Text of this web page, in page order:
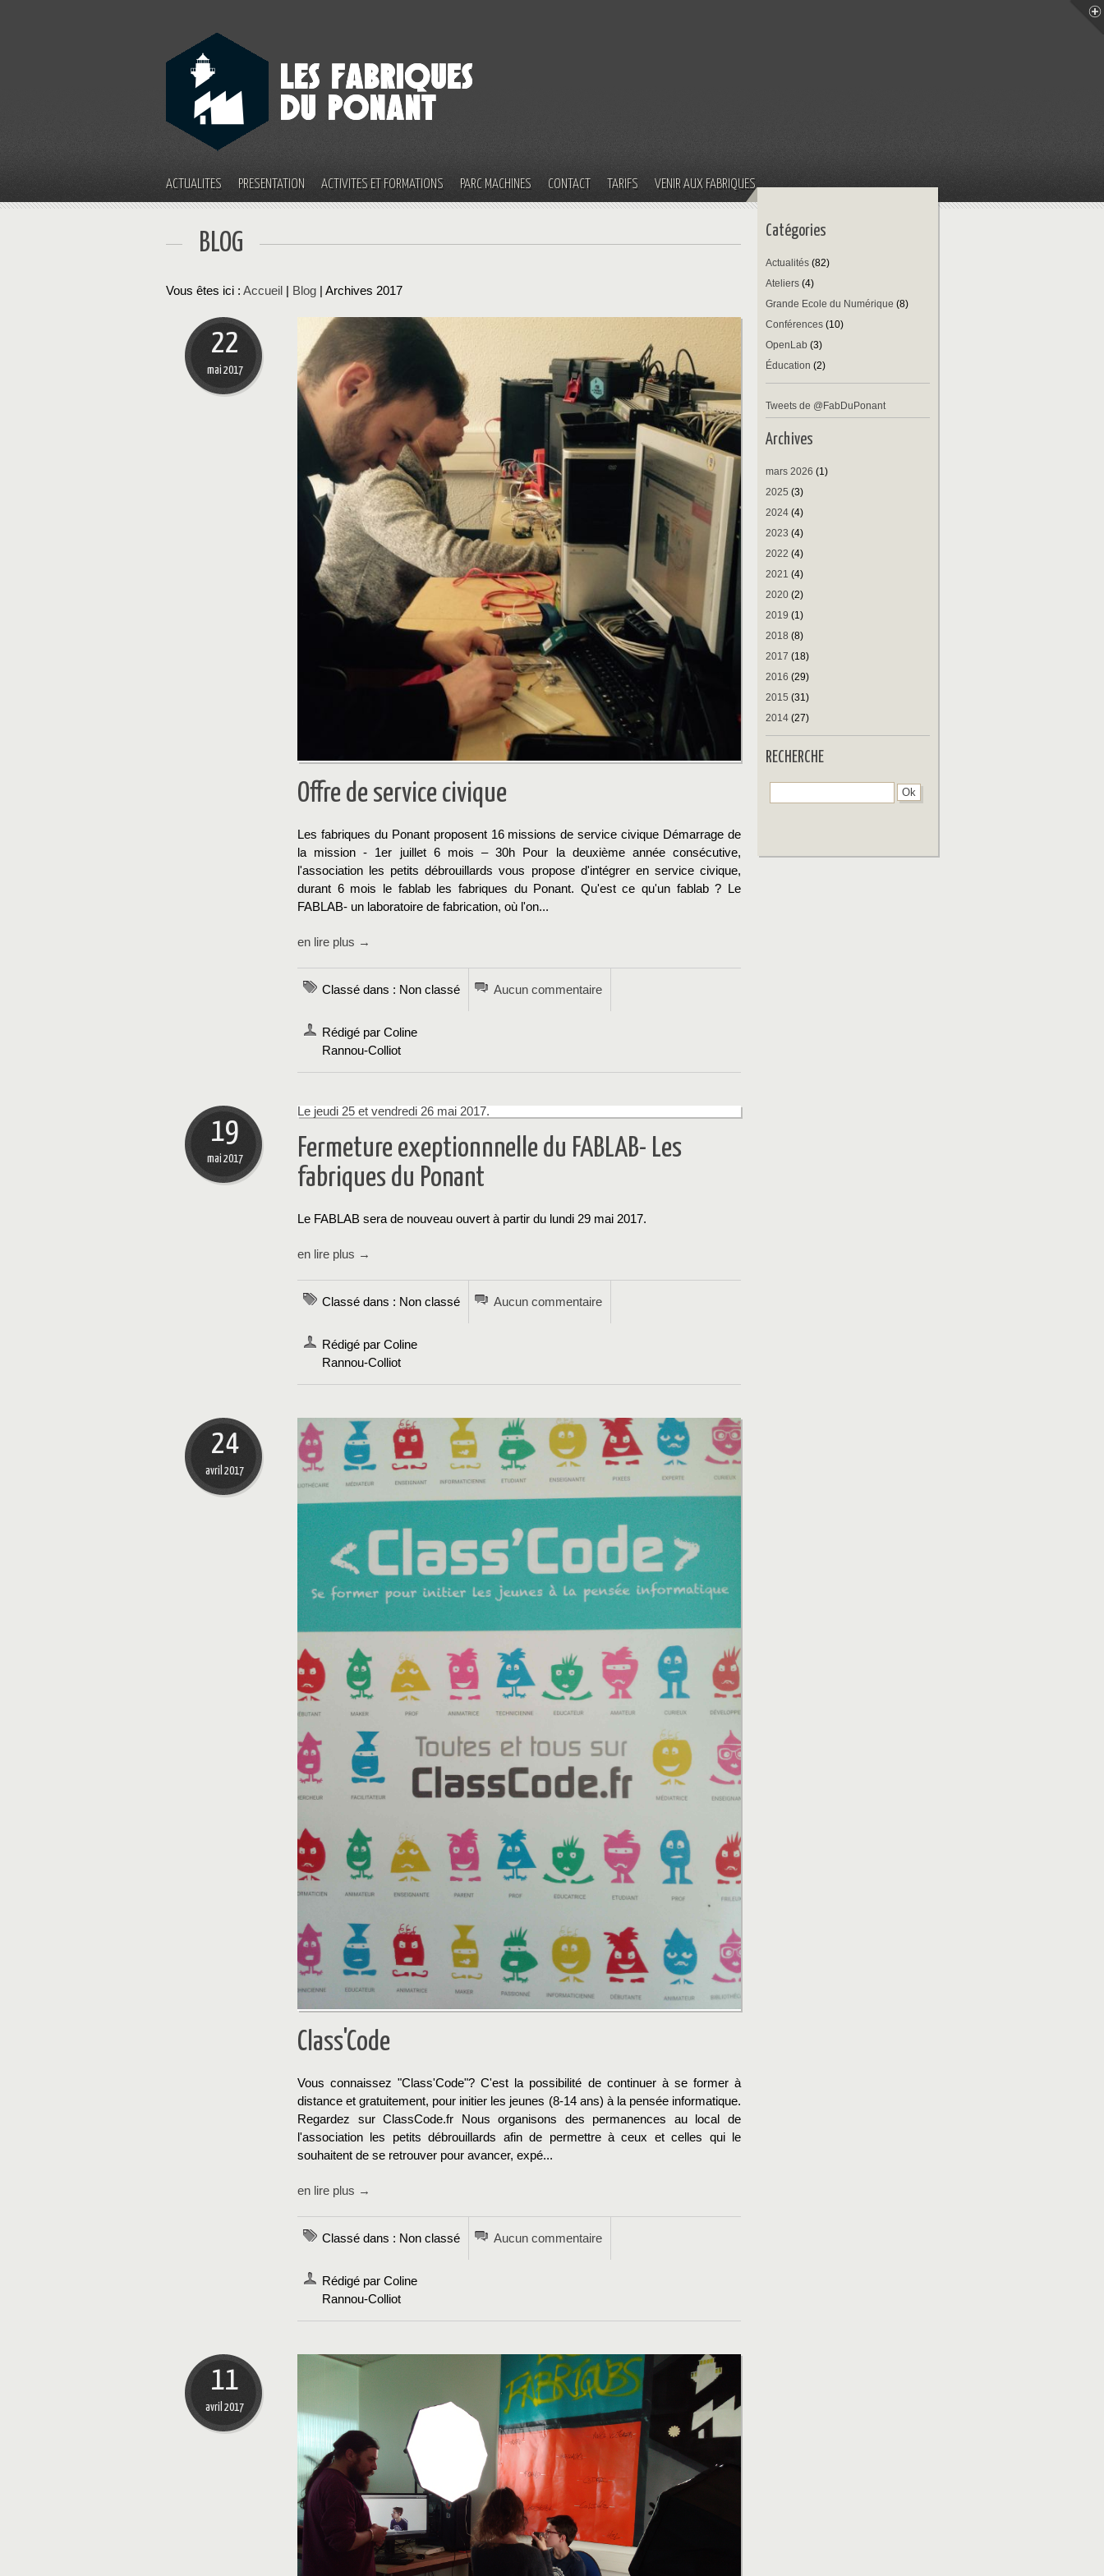
ACTUALITÉS PRÉSENTATION ACTIVITÉS ET FORMATIONS PARC MACHINES CONTACT TARIFS VENIR AUX FABRIQUES
BLOG
Vous êtes ici : Accueil Blog | Archives 2017
22
mai 2017
Offre de service civique
Les fabriques du Ponant proposent 16 missions de service civique Démarrage de
la mission - 1er juillet 6 mois – 30h Pour la deuxième année consécutive,
l'association les petits débrouillards vous propose d'intégrer en service civique,
durant 6 mois le fablab les fabriques du Ponant. Qu'est ce qu'un fablab ? Le
FABLAB- un laboratoire de fabrication, où l'on...
en lire plus →
Classé dans : Non classé Aucun commentaire
Rédigé par Coline
Rannou-Colliot
19
mai 2017
Le jeudi 25 et vendredi 26 mai 2017.
Fermeture exeptionnnelle du FABLAB- Les
fabriques du Ponant
Le FABLAB sera de nouveau ouvert à partir du lundi 29 mai 2017.
en lire plus →
Classé dans : Non classé Aucun commentaire
Rédigé par Coline
Rannou-Colliot
24
avril 2017
Class'Code
Vous connaissez "Class'Code"? C'est la possibilité de continuer à se former à
distance et gratuitement, pour initier les jeunes (8-14 ans) à la pensée informatique.
Regardez sur ClassCode.fr Nous organisons des permanences au local de
l'association les petits débrouillards afin de permettre à ceux et celles qui le
souhaitent de se retrouver pour avancer, expé...
en lire plus →
Classé dans : Non classé Aucun commentaire
Rédigé par Coline
Rannou-Colliot
11
avril 2017
Catégories
Actualités (82)
Ateliers (4)
Grande Ecole du Numérique (8)
Conférences (10)
OpenLab (3)
Éducation (2)
Tweets de @FabDuPonant
Archives
mars 2026 (1)
2025 (3)
2024 (4)
2023 (4)
2022 (4)
2021 (4)
2020 (2)
2019 (1)
2018 (8)
2017 (18)
2016 (29)
2015 (31)
2014 (27)
RECHERCHE